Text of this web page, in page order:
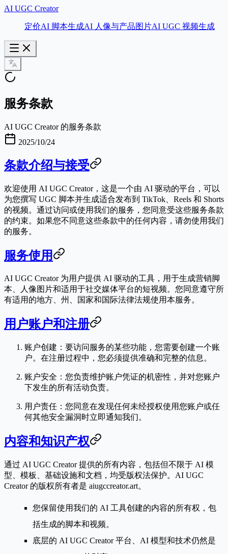
AI UGC Creator
定价AI 脚本生成AI 人像与产品图片AI UGC 视频生成
服务条款
AI UGC Creator 的服务条款
2025/10/24
条款介绍与接受
欢迎使用 AI UGC Creator，这是一个由 AI 驱动的平台，可以
为您撰写 UGC 脚本并生成适合发布到 TikTok、Reels 和 Shorts
的视频。通过访问或使用我们的服务，您同意受这些服务条款
的约束。如果您不同意这些条款中的任何内容，请勿使用我们
的服务。
服务使用
AI UGC Creator 为用户提供 AI 驱动的工具，用于生成营销脚
本、人像图片和适用于社交媒体平台的短视频。您同意遵守所
有适用的地方、州、国家和国际法律法规使用本服务。
用户账户和注册
账户创建 ：要访问服务的某些功能，您需要创建一个账
户。在注册过程中，您必须提供准确和完整的信息。
账户安全 ：您负责维护账户凭证的机密性，并对您账户
下发生的所有活动负责。
用户责任 ：您同意在发现任何未经授权使用您账户或任
何其他安全漏洞时立即通知我们。
内容和知识产权
通过 AI UGC Creator 提供的所有内容，包括但不限于 AI 模
型、模板、基础设施和文档，均受版权法保护。AI UGC
Creator 的版权所有者是 aiugccreator.art。
您保留使用我们的 AI 工具创建的内容的所有权，包
括生成的脚本和视频。
底层的 AI UGC Creator 平台、AI 模型和技术仍然是